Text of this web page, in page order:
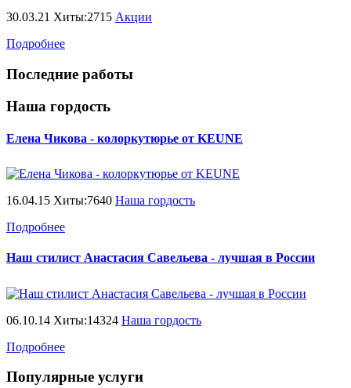
30.03.21 Хиты:2715 Акции
Подробнее
Последние работы
Наша гордость
Елена Чикова - колоркутюрье от KEUNE
16.04.15 Хиты:7640 Наша гордость
Подробнее
Наш стилист Анастасия Савельева - лучшая в России
06.10.14 Хиты:14324 Наша гордость
Подробнее
Популярные услуги